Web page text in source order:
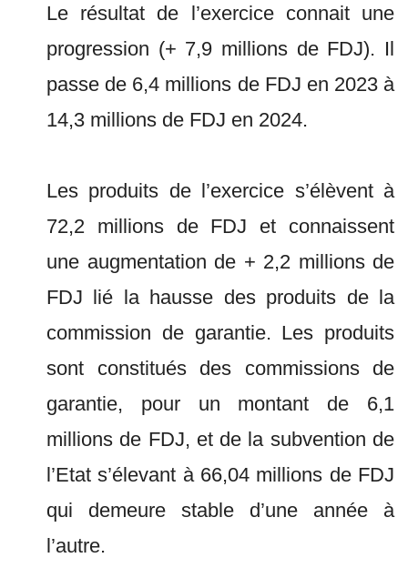
Le résultat de l’exercice connait une
progression (+ 7,9 millions de FDJ). Il
passe de 6,4 millions de FDJ en 2023 à
14,3 millions de FDJ en 2024.
Les produits de l’exercice s’élèvent à
72,2 millions de FDJ et connaissent
une augmentation de + 2,2 millions de
FDJ lié la hausse des produits de la
commission de garantie. Les produits
sont constitués des commissions de
garantie, pour un montant de 6,1
millions de FDJ, et de la subvention de
l’Etat s’élevant à 66,04 millions de FDJ
qui demeure stable d’une année à
l’autre.